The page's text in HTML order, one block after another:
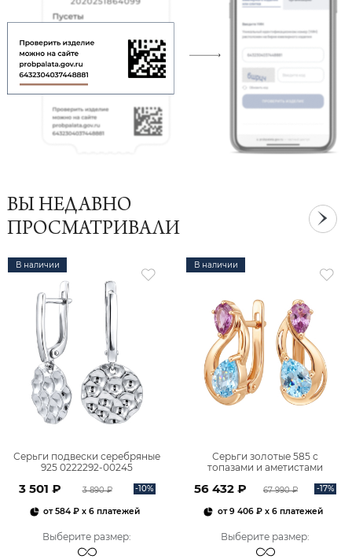
ВЫ НЕДАВНО
ПРОСМАТРИВАЛИ
В наличии
Серьги подвески серебряные
925 0222292-00245
3 501 ₽ 3 890 ₽ -10%
от584 ₽ x 6 платежей
Выберите размер:
В наличии
Серьги золотые 585 с
топазами и аметистами
56 432 ₽ 67 990 ₽ -17%
от9 406 ₽x 6 платежей
Выберите размер: